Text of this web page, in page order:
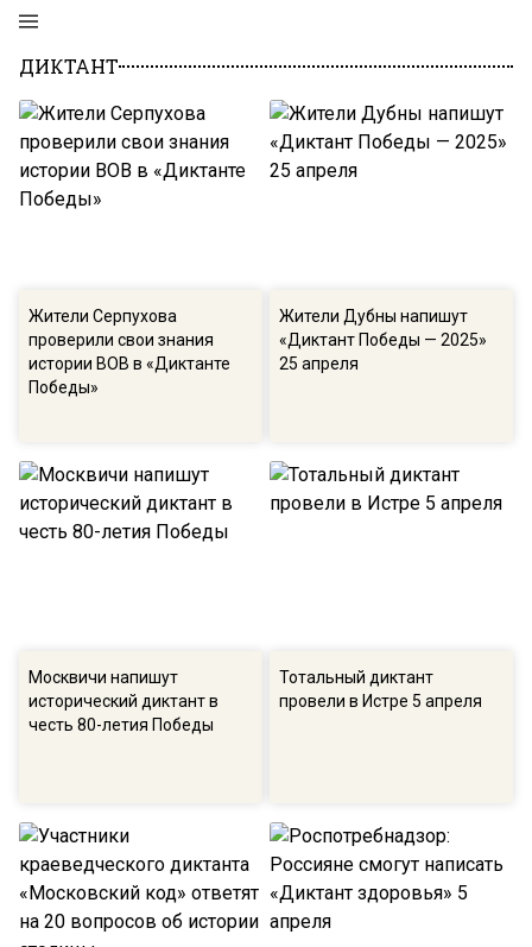
ДИКТАНТ
Жители Серпухова
проверили свои знания
истории ВОВ в «Диктанте
Победы»
Жители Дубны напишут
«Диктант Победы — 2025»
25 апреля
Москвичи напишут
исторический диктант в
честь 80-летия Победы
Тотальный диктант
провели в Истре 5 апреля